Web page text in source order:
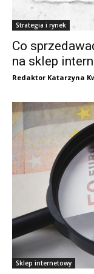
Strategia i rynek
Co
na sklep
Redaktor Katarzyna
Sklep internetowy